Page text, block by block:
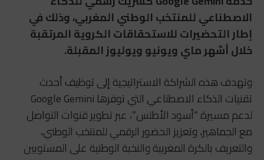
الاصطناعي للمنتخب الوطني المغربي، وذلك في
إطار التحضيرات للاستحقاقات الكروية المرتقبة
خلال أشهر ماي ويونيو ويوليوز المقبلة.
وتهدف هذه الشراكة الاستراتيجية إلى توظيف أحدث
تقنيات الذكاء الاصطناعي التي توفرها Google Gemini
لدعم مسيرة “أسود الأطلس”، عبر تطوير قنوات التواصل
مع الجماهير، وتعزيز الحضور الرقمي للمنتخب الوطني،
والتعريف بالكرة المغربية والنخبة الوطنية على المستويين